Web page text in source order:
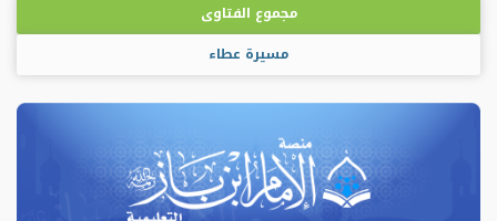
مجموع الفتاوى
مسيرة عطاء